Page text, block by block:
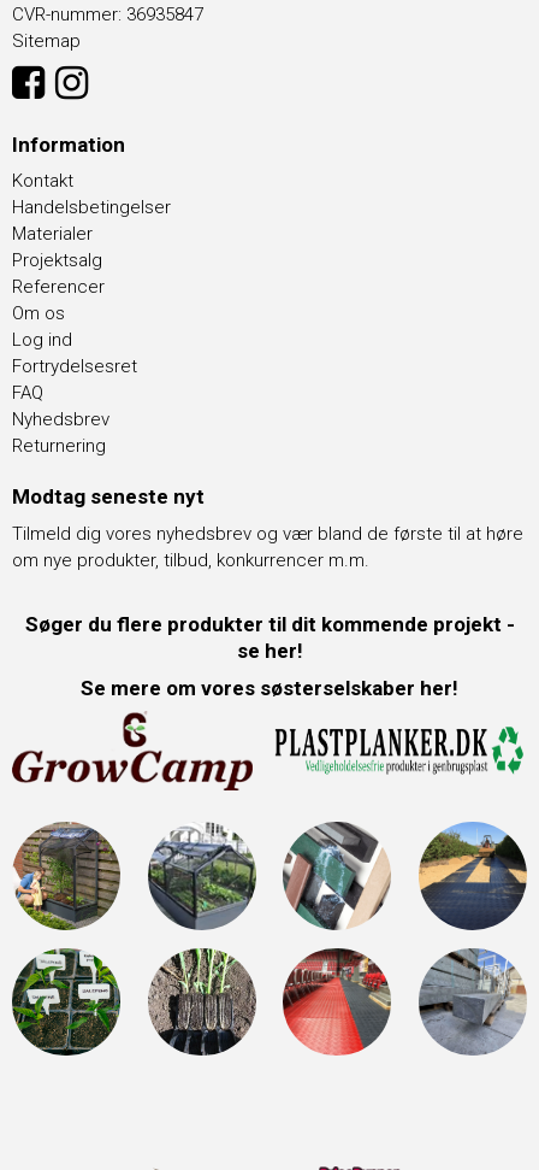
CVR-nummer: 36935847
Sitemap
Information
Kontakt
Handelsbetingelser
Materialer
Projektsalg
Referencer
Om os
Log ind
Fortrydelsesret
FAQ
Nyhedsbrev
Returnering
Modtag seneste nyt
Tilmeld dig vores nyhedsbrev og vær bland de første til at høre
om nye produkter, tilbud, konkurrencer m.m.
Søger du flere produkter til dit kommende projekt -
se her!
Se mere om vores søsterselskaber her!